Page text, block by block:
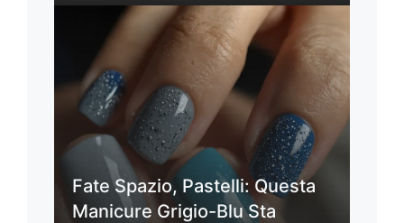
Fate Spazio, Pastelli: Questa
Manicure Grigio-Blu Sta